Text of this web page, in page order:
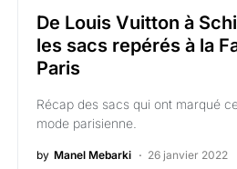
De Louis Vuitton à
les sacs repérés à la
Paris
Récap des sacs qui ont marqué
mode parisienne.
by Manel Mebarki 26 janvier 2022